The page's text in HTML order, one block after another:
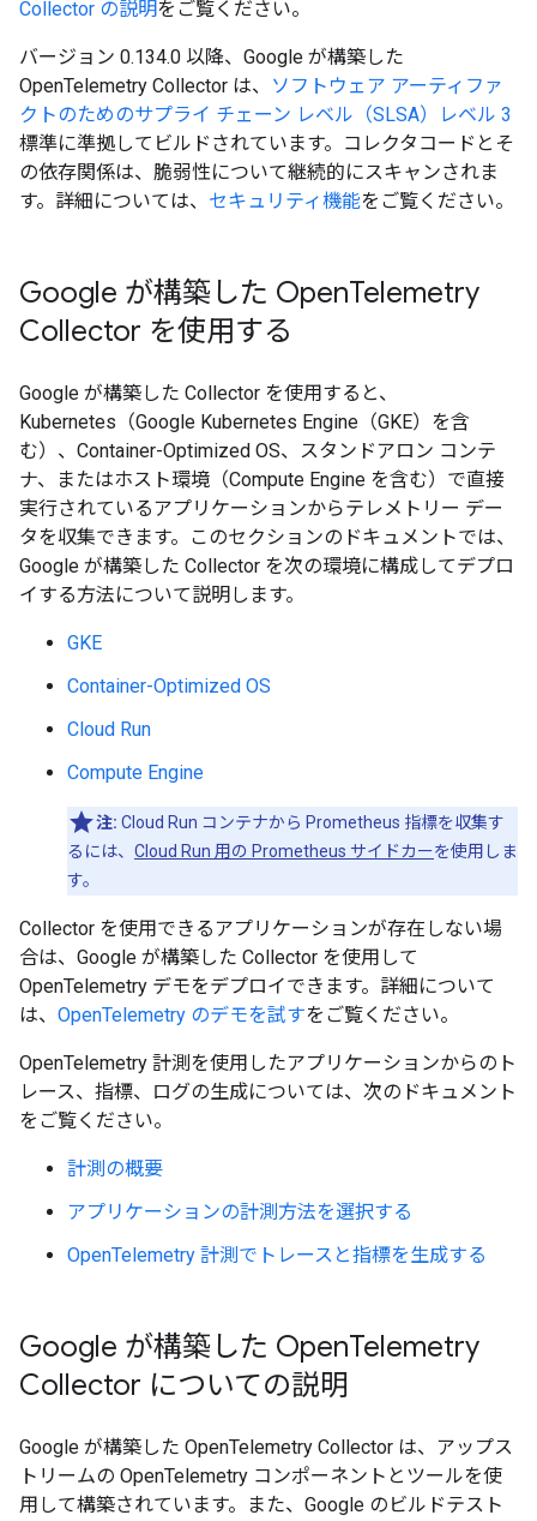
Collector の説明をご覧ください。
バージョン 0.134.0 以降、Google が構築した
OpenTelemetry Collector は、
ソフトウェア アーティファ
クトのためのサプライ チェーン レベル（SLSA）レベル 3
標準に準拠してビルドされています。コレクタコードとそ
の依存関係は、脆弱性について継続的にスキャンされま
す。詳細については、 セキュリティ機能をご覧ください。
Google が構築した OpenTelemetry
Collector を使用する
Google が構築した Collector を使用すると、
Kubernetes（Google Kubernetes Engine（GKE）を含
む）、Container-Optimized OS、スタンドアロン コンテ
ナ、またはホスト環境（Compute Engine を含む）で直接
実行されているアプリケーションからテレメトリー デー
タを収集できます。このセクションのドキュメントでは、
Google が構築した Collector を次の環境に構成してデプロ
イする方法について説明します。
GKE
Container-Optimized OS
Cloud Run
Compute Engine
注: Cloud Run コンテナから Prometheus 指標を収集す
るには、 Cloud Run 用の Prometheus サイドカーを使用しま
す。
Collector を使用できるアプリケーションが存在しない場
合は、Google が構築した Collector を使用して
OpenTelemetry デモをデプロイできます。詳細について
は、 OpenTelemetry のデモを試すをご覧ください。
OpenTelemetry 計測を使用したアプリケーションからのト
レース、指標、ログの生成については、次のドキュメント
をご覧ください。
計測の概要
アプリケーションの計測方法を選択する
OpenTelemetry 計測でトレースと指標を生成する
Google が構築した OpenTelemetry
Collector についての説明
Google が構築した OpenTelemetry Collector は、アップス
トリームの OpenTelemetry コンポーネントとツールを使
用して構築されています。また、Google のビルドテスト